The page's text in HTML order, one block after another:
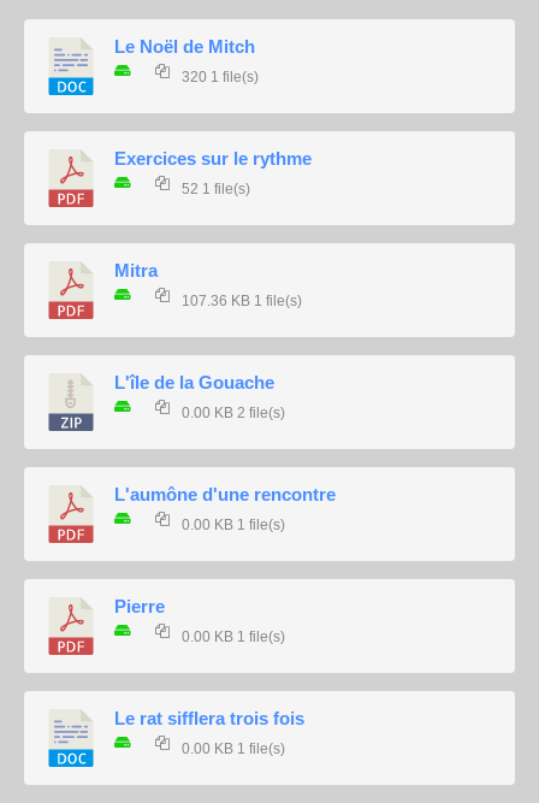
Le Noël de Mitch
320 1 file(s)
Exercices sur le rythme
52 1 file(s)
Mitra
107.36 KB 1 file(s)
L'île de la Gouache
0.00 KB 2 file(s)
L'aumône d'une rencontre
0.00 KB 1 file(s)
Pierre
0.00 KB 1 file(s)
Le rat sifflera trois fois
0.00 KB 1 file(s)